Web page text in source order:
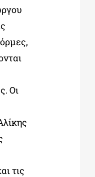
Οι
τις